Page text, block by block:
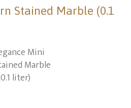
Stained Marble (0.1